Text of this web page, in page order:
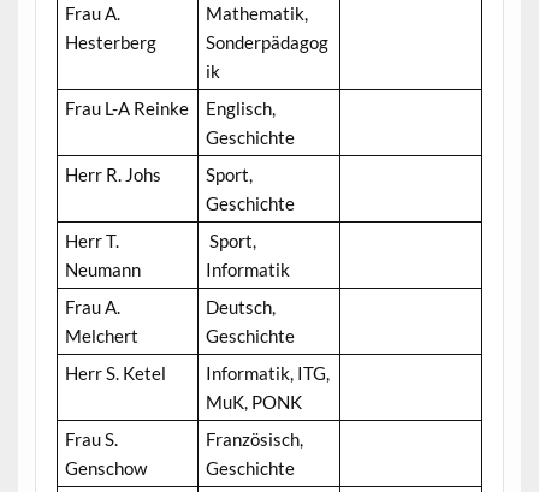
Frau A.
Hesterberg
Mathematik,
Sonderpädagog
ik
Frau L-A Reinke
Englisch,
Geschichte
Herr R. Johs
Sport,
Geschichte
Herr T.
Neumann
Sport,
Informatik
Frau A.
Melchert
Deutsch,
Geschichte
Herr S. Ketel
Informatik, ITG,
MuK, PONK
Frau S.
Genschow
Französisch,
Geschichte